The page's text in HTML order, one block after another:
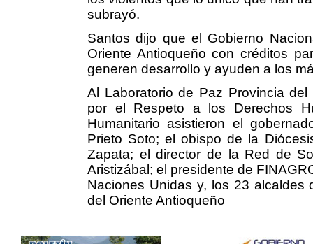
subrayó.
Santos dijo que el Gobierno
Oriente Antioqueño con créditos
generen desarrollo y ayuden a los
Al Laboratorio de Paz Provincia
por el Respeto a los Derechos
Humanitario asistieron el
Prieto Soto; el obispo de la
Zapata; el director de la Red de
Aristizábal; el presidente de
Naciones Unidas y, los 23 alcaldes
del Oriente Antioqueño